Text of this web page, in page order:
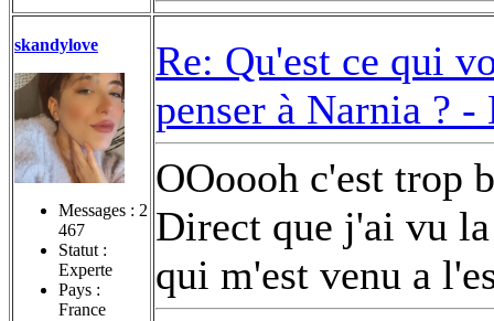
skandylove
Messages : 2
467
Statut :
Experte
Pays :
France
Re: Qu'est ce qui
penser à Narnia ? -
OOoooh c'est trop
Direct que j'ai vu
qui m'est venu a